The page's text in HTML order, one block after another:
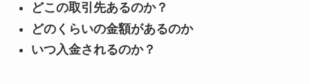
どこの取引先あるのか？
どのくらいの金額があるのか
いつ入金されるのか？